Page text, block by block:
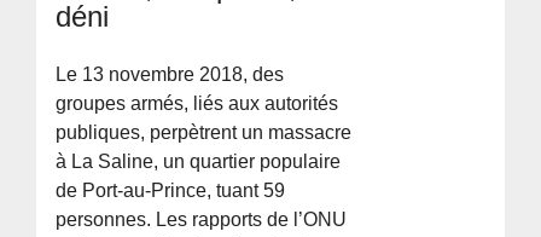
déni
Le 13 novembre 2018, des
groupes armés, liés aux autorités
publiques, perpètrent un massacre
à La Saline, un quartier populaire
de Port-au-Prince, tuant 59
personnes. Les rapports de l’ONU